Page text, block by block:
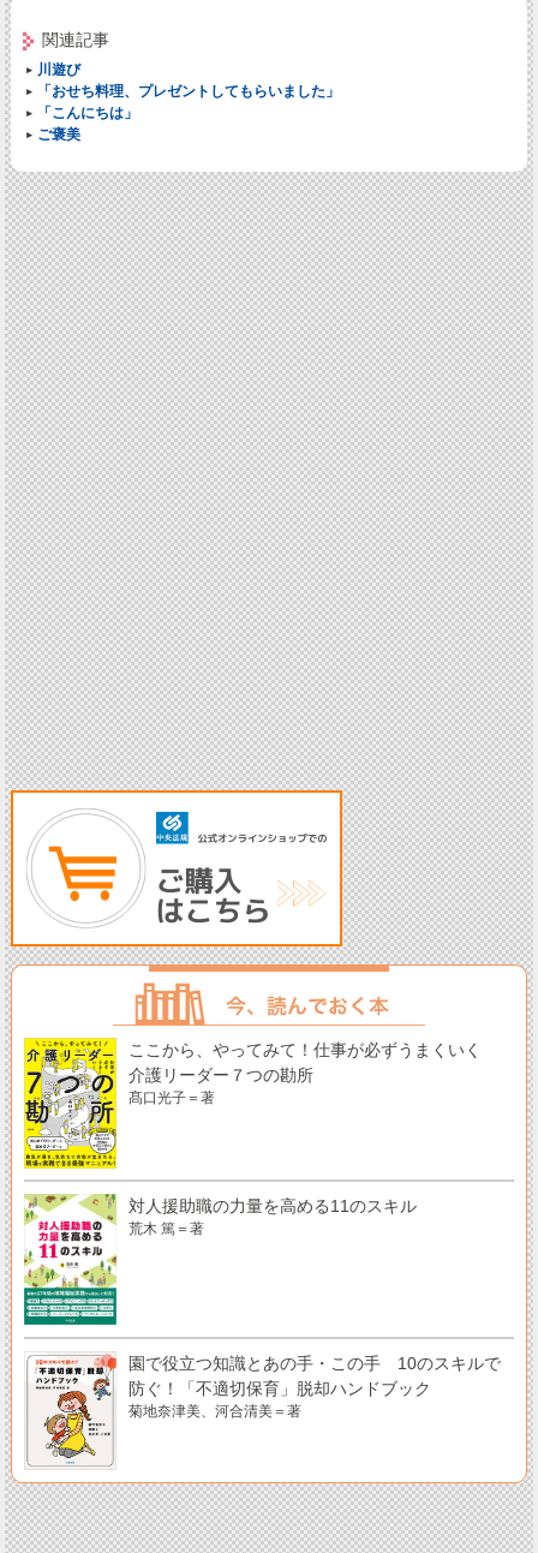
関連記事
川遊び
「おせち料理、プレゼントしてもらいました」
「こんにちは」
ご褒美
ここから、やってみて！仕事が必ずうまくいく
介護リーダー７つの勘所
髙口光子＝著
対人援助職の力量を高める11のスキル
荒木 篤＝著
園で役立つ知識とあの手・この手 10のスキルで
防ぐ！「不適切保育」脱却ハンドブック
菊地奈津美、河合清美＝著